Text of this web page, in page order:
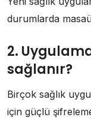
durumlarda
2.
sağlanır?
Birçok sağlık
için güçlü